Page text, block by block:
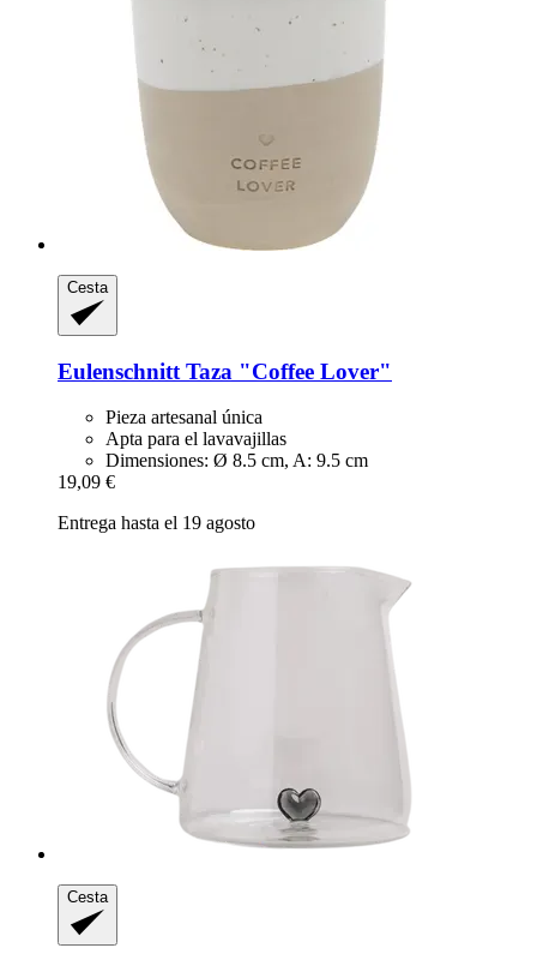
Cesta
Eulenschnitt Taza "Coffee Lover"
Pieza artesanal única
Apta para el lavavajillas
Dimensiones: Ø 8.5 cm, A: 9.5 cm
19,09 €
Entrega hasta el 19 agosto
Cesta